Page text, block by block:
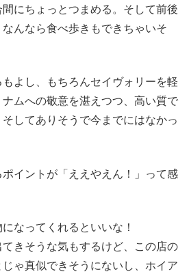
にちょっとつまめる。そして前後
んなら食べ歩きもできちゃいそ
よし、もちろんセイヴォリーを軽
ムへの敬意を湛えつつ、高い質で
してありそうで今までにはなかっ
イントが「ええやえん！」って感
なってくれるといいな！
きそうな気もするけど、この店の
ゃ真似できそうにないし、ホイア